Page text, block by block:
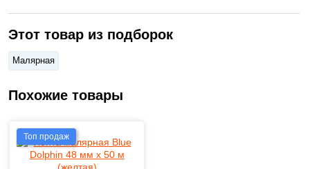
Этот товар из подборок
Малярная
Похожие товары
Топ продаж